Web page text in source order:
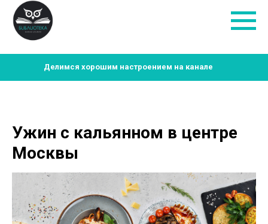
Делимся хорошим настроением на канале
Ужин с кальянном в центре
Москвы